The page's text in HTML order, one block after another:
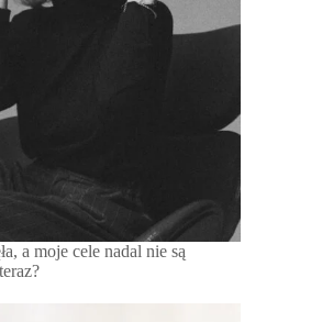
a moje cele nadal nie są